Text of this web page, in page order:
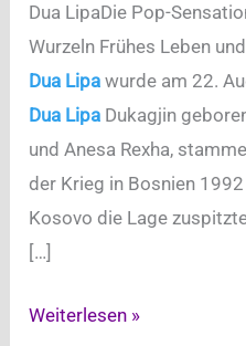
Dua LipaDie Pop-
Wurzeln Frühes Leben
Dua Lipa wurde am 22.
Dua Lipa Dukagjin
und Anesa Rexha,
der Krieg in Bosnien
Kosovo die Lage
[…]
Von
Weiterlesen »